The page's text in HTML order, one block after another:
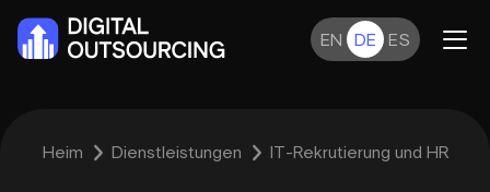
EN DE ES
Heim Dienstleistungen IT-Rekrutierung und HR